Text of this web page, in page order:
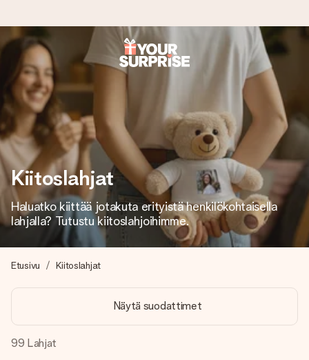
Tilaa tänään, lähetys 1 arkipäivässä
Valmistamme lahjasi huolella ja lähetämme sen hetkessä,
jotta voit antaa sen juuri oikeaan aikaan, kun sillä on eniten
merkitystä.
4,8 (+15 000 arvostelun perusteella)
Lahjamme inspiroivat. Asiakkaiden arvosana on 4,8 Google
Reviewsissä.
Tilaa tänään – personoitu lahja valmistuu ja lähtee matkaan
nopeammin kuin ehdit sanoa “yllätys!”
Kiitoslahjat
Haluatko kiittää jotakuta erityistä henkilökohtaisella
lahjalla? Tutustu kiitoslahjoihimme.
Etusivu Kiitoslahjat
Näytä suodattimet
99 Lahjat